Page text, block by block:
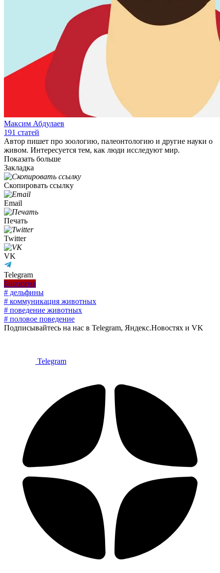
Максим Абдулаев
191 статей
Автор пишет про зоологию, палеонтологию и другие науки о
живом. Интересуется тем, как люди исследуют мир.
Показать больше
Закладка
Скопировать ссылку
Email
Печать
Twitter
VK
Telegram
Биология
# дельфины
# коммуникация животных
# поведение животных
# половое поведение
Подписывайтесь на нас в Telegram, Яндекс.Новостях и VK
Telegram